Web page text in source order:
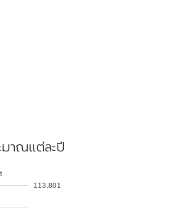
าณแต่ละปี
113,801